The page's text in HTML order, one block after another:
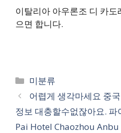
이탈리아 아우론조 디 카
으면 합니다.
카
테
고
리
미분류
어렵게 생각마세요 중
정보 대충할수없잖아요.
Pai Hotel Chaozhou Anbu